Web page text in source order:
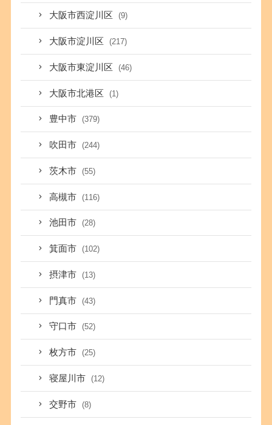
大阪市西淀川区 (9)
大阪市淀川区 (217)
大阪市東淀川区 (46)
大阪市北港区 (1)
豊中市 (379)
吹田市 (244)
茨木市 (55)
高槻市 (116)
池田市 (28)
箕面市 (102)
摂津市 (13)
門真市 (43)
守口市 (52)
枚方市 (25)
寝屋川市 (12)
交野市 (8)